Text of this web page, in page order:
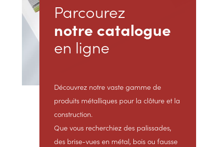
Parcourez
notre catalogue
en ligne
Découvrez notre vaste gamme de
produits métalliques pour la clôture et la
construction.
Que vous recherchiez des palissades,
des brise-vues en métal, bois ou fausse